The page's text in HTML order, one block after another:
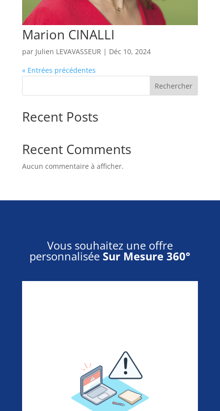
Marion CINALLI
par Julien LEVAVASSEUR | Déc 10, 2024
« Entrées précédentes
Rechercher
Recent Posts
Recent Comments
Aucun commentaire à afficher.
Vous souhaitez une offre
personnalisée Sur Mesure 360°